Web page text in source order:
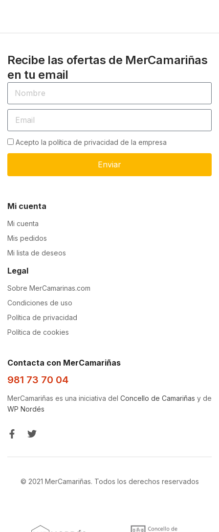
Recibe las ofertas de MerCamariñas
en tu email
Acepto la política de privacidad de la empresa
Enviar
Mi cuenta
Mi cuenta
Mis pedidos
Mi lista de deseos
Legal
Sobre MerCamarinas.com
Condiciones de uso
Política de privacidad
Política de cookies
Contacta con MerCamariñas
981 73 70 04
MerCamariñas es una iniciativa del Concello de Camariñas y de
WP Nordés
© 2021 MerCamariñas. Todos los derechos reservados